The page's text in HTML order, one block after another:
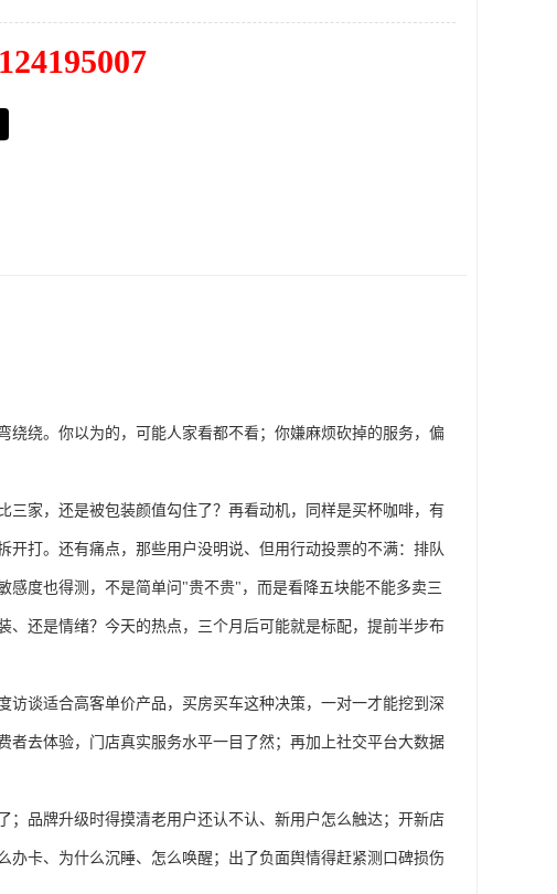
绕。你以为的，可能人家看都不看；你嫌麻烦砍掉的服务，偏
家，还是被包装颜值勾住了？再看动机，同样是买杯咖啡，有
打。还有痛点，那些用户没明说、但用行动投票的不满：排队
度也得测，不是简单问"贵不贵"，而是看降五块能不能多卖三
还是情绪？今天的热点，三个月后可能就是标配，提前半步布
谈适合高客单价产品，买房买车这种决策，一对一才能挖到深
去体验，门店真实服务水平一目了然；再加上社交平台大数据
品牌升级时得摸清老用户还认不认、新用户怎么触达；开新店
卡、为什么沉睡、怎么唤醒；出了负面舆情得赶紧测口碑损伤